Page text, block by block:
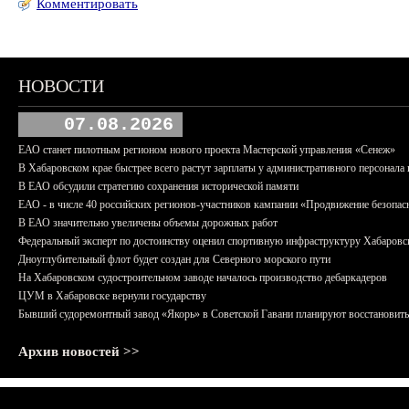
Комментировать
НОВОСТИ
07.08.2026
ЕАО станет пилотным регионом нового проекта Мастерской управления «Сенеж»
В Хабаровском крае быстрее всего растут зарплаты у административного персонала
В ЕАО обсудили стратегию сохранения исторической памяти
ЕАО - в числе 40 российских регионов-участников кампании «Продвижение
В ЕАО значительно увеличены объемы дорожных работ
Федеральный эксперт по достоинству оценил спортивную инфраструктуру
Дноуглубительный флот будет создан для Северного морского пути
На Хабаровском судостроительном заводе началось производство дебаркадеров
ЦУМ в Хабаровске вернули государству
Бывший судоремонтный завод «Якорь» в Советской Гавани планируют восстановить
Архив новостей >>